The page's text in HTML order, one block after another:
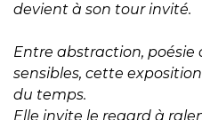
devient à son tour invité.
Entre abstraction,
sensibles, cette
du temps.
Elle invite le regard à